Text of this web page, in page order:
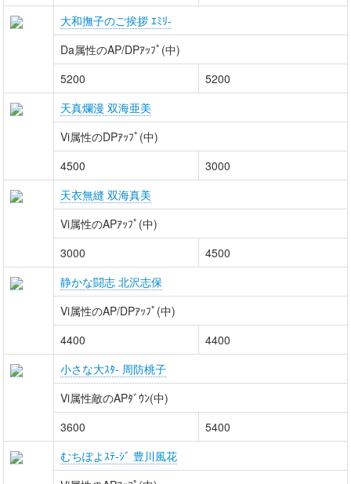
大和撫子のご挨拶 ｴﾐﾘ-
Da属性のAP/DPｱｯﾌﾟ(中)
5200
5200
天真爛漫 双海亜美
Vi属性のDPｱｯﾌﾟ(中)
4500
3000
天衣無縫 双海真美
Vi属性のAPｱｯﾌﾟ(中)
3000
4500
静かな闘志 北沢志保
Vi属性のAP/DPｱｯﾌﾟ(中)
4400
4400
小さな大ｽﾀ- 周防桃子
Vi属性敵のAPﾀﾞｳﾝ(中)
3600
5400
むちぽよｽﾃ-ｼﾞ 豊川風花